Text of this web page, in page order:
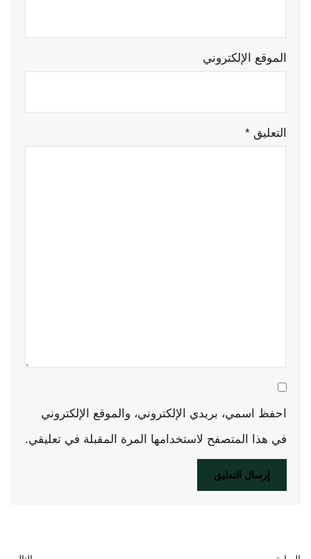
الموقع الإلكتروني
التعليق *
احفظ اسمي، بريدي الإلكتروني، والموقع الإلكتروني
في هذا المتصفح لاستخدامها المرة المقبلة في تعليقي.